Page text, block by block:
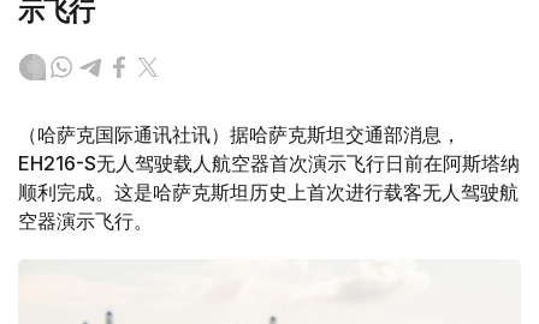
示飞行
（哈萨克国际通讯社讯）据哈萨克斯坦交通部消息，
EH216-S无人驾驶载人航空器首次演示飞行日前在阿斯塔纳
顺利完成。这是哈萨克斯坦历史上首次进行载客无人驾驶航
空器演示飞行。